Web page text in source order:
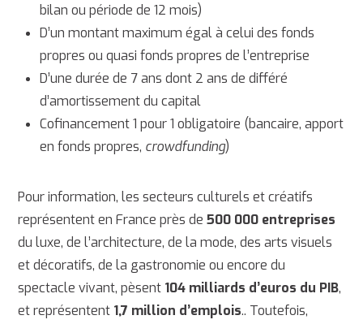
bilan ou période de 12 mois)
D’un montant maximum égal à celui des fonds
propres ou quasi fonds propres de l’entreprise
D’une durée de 7 ans dont 2 ans de différé
d’amortissement du capital
Cofinancement 1 pour 1 obligatoire (bancaire, apport
en fonds propres, crowdfunding)
Pour information, les secteurs culturels et créatifs
représentent en France près de500 000 entreprises
du luxe, de l’architecture, de la mode, des arts visuels
et décoratifs, de la gastronomie ou encore du
spectacle vivant, pèsent 104 milliards d’euros du PIB,
et représentent 1,7 million d’emplois.. Toutefois,